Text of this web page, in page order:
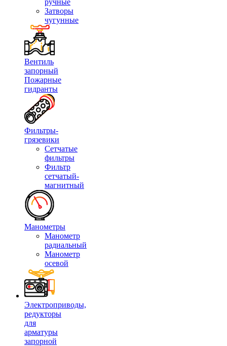
ручные
Затворы
чугунные
Вентиль
запорный
Пожарные
гидранты
Фильтры-
грязевики
Сетчатые
фильтры
Фильтр
сетчатый-
магнитный
Манометры
Манометр
радиальный
Манометр
осевой
Электроприводы,
редукторы
для
арматуры
запорной